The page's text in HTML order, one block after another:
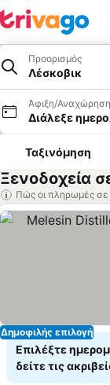
Προορισμός
Λέσκοβικ
Άφιξη/Αναχώρηση
Διάλεξε
Ταξινόμηση
Ξενοδοχεία
Πώς οι πληρωμές
Δημοφιλής επιλογή
Επιλέξτε
δείτε τις